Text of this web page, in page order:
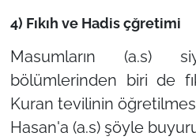
4) Fıkıh ve Hadis çğretimi
Masumların (a.s)
bölümlerinden biri de
Kuran tevilinin
Hasan'a (a.s) şöyle